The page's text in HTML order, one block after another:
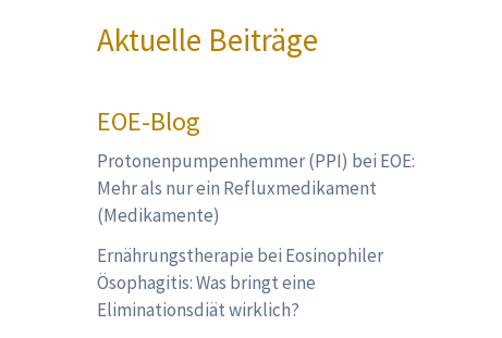
Aktuelle Beiträge
EOE-Blog
Protonenpumpenhemmer (PPI) bei EOE:
Mehr als nur ein Refluxmedikament
(Medikamente)
Ernährungstherapie bei Eosinophiler
Ösophagitis: Was bringt eine
Eliminationsdiät wirklich?